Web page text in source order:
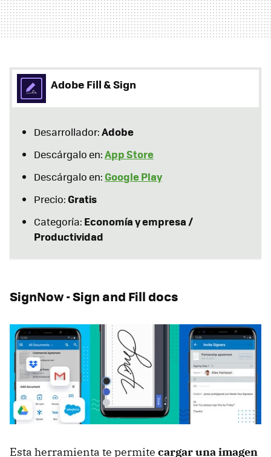
Adobe Fill & Sign
Desarrollador:Adobe
Descárgalo en:App Store
Descárgalo en: Google Play
Precio:Gratis
Categoría: Economía y empresa /
Productividad
SignNow - Sign and Fill docs
Esta herramienta te permite cargar una imagen